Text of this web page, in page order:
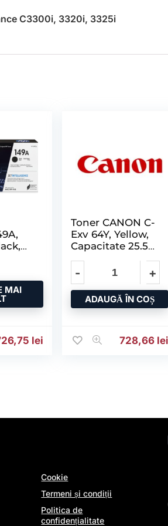
C3300i, 3320i, 3325i
MAI
lei
Toner CANON C-
Exv 64Y, Yellow,
Capacitate 25.5K
Pagini, pentru Ir
ADAUGĂ ÎN COȘ
728,66 lei
Cookie
Termeni și condiții
Politica de
confidențialitate